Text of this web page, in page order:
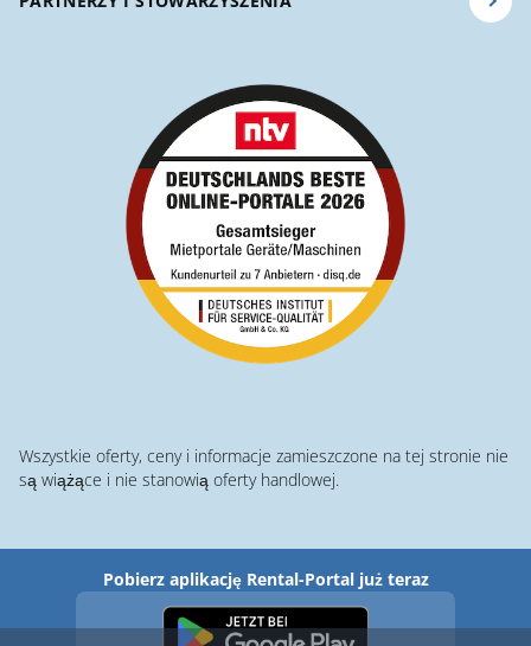
Wszystkie oferty, ceny i informacje zamieszczone na tej stronie nie
są wiążące i nie stanowią oferty handlowej.
Pobierz aplikację Rental-Portal już teraz